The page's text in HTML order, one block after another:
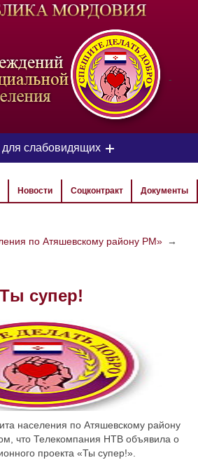
-
для слабовидящих
ЦВЕТОВАЯ СХЕМА
РАЗМЕР ТЕКСТА
ИЗОБРАЖЕНИЯ
Скрыть Ч/б
по умолчанию
Новости Соцконтракт Документы
по Атяшевскому району РМ» →
Ты супер!
населения по Атяшевскому району
что Телекомпания НТВ объявила о
проекта «Ты супер!».